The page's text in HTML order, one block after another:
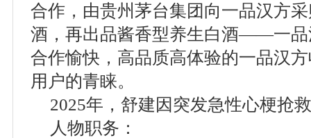
合作，由贵州茅台集团向一品汉方
酒，再出品酱香型养生白酒——一品
合作愉快，高品质高体验的一品汉
用户的青睐。
2025年，舒建因突发急性心梗抢
人物职务：